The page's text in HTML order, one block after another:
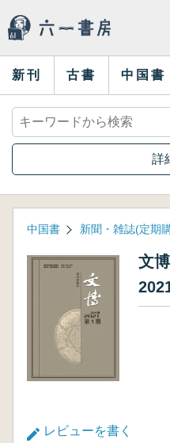
新刊 古書 中国書
詳
中国書 新聞・雑誌(定期購
文
レビューを書く